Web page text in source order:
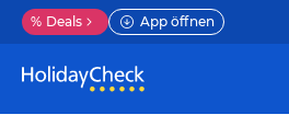
% Deals App öffnen